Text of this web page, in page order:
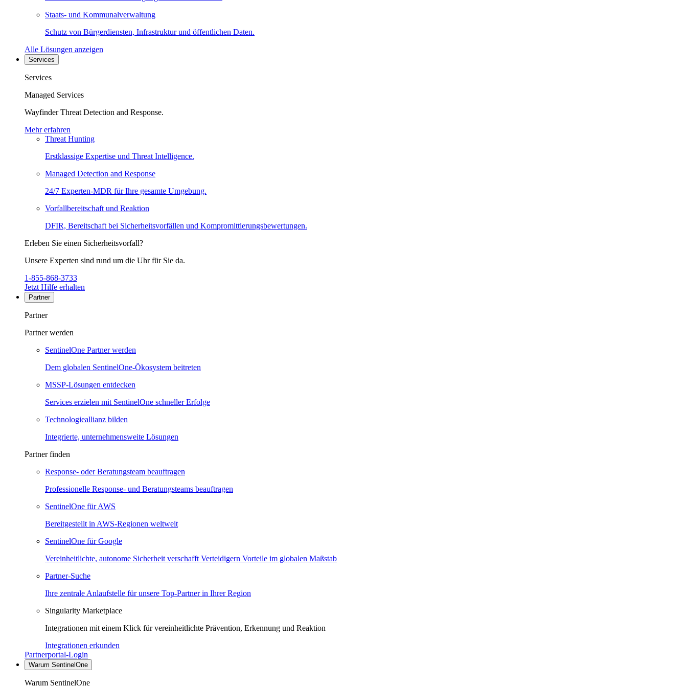
Staats- und Kommunalverwaltung
Schutz von Bürgerdiensten, Infrastruktur und öffentlichen Daten.
Alle Lösungen anzeigen
Services
Services
Managed Services
Wayfinder Threat Detection and Response.
Mehr erfahren
Threat Hunting
Erstklassige Expertise und Threat Intelligence.
Managed Detection and Response
24/7 Experten-MDR für Ihre gesamte Umgebung.
Vorfallbereitschaft und Reaktion
DFIR, Bereitschaft bei Sicherheitsvorfällen und Kompromittierungsbewertungen.
Erleben Sie einen Sicherheitsvorfall?
Unsere Experten sind rund um die Uhr für Sie da.
1-855-868-3733
Jetzt Hilfe erhalten
Partner
Partner
Partner werden
SentinelOne Partner werden
Dem globalen SentinelOne-Ökosystem beitreten
MSSP-Lösungen entdecken
Services erzielen mit SentinelOne schneller Erfolge
Technologieallianz bilden
Integrierte, unternehmensweite Lösungen
Partner finden
Response- oder Beratungsteam beauftragen
Professionelle Response- und Beratungsteams beauftragen
SentinelOne für AWS
Bereitgestellt in AWS-Regionen weltweit
SentinelOne für Google
Vereinheitlichte, autonome Sicherheit verschafft Verteidigern Vorteile im globalen Maßstab
Partner-Suche
Ihre zentrale Anlaufstelle für unsere Top-Partner in Ihrer Region
Singularity Marketplace
Integrationen mit einem Klick für vereinheitlichte Prävention, Erkennung und Reaktion
Integrationen erkunden
Partnerportal-Login
Warum SentinelOne
Warum SentinelOne